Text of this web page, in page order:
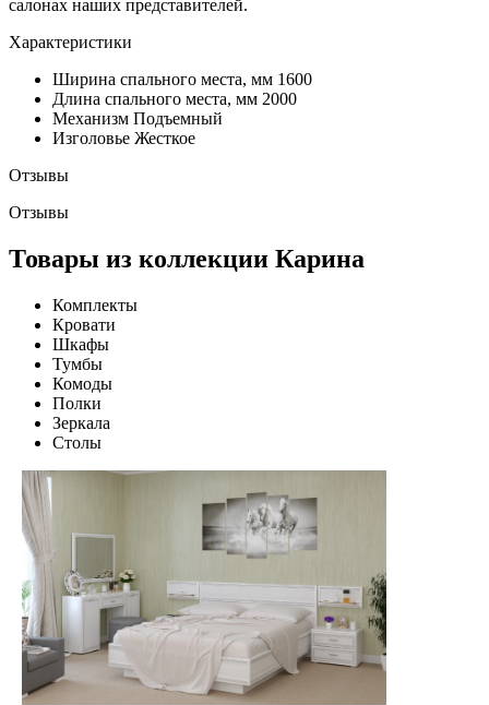
салонах наших представителей.
Характеристики
Ширина спального места, мм 1600
Длина спального места, мм 2000
Механизм Подъемный
Изголовье Жесткое
Отзывы
Отзывы
Товары из коллекции Карина
Комплекты
Кровати
Шкафы
Тумбы
Комоды
Полки
Зеркала
Столы